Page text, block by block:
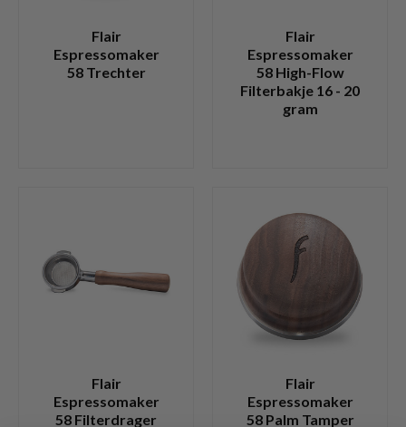
Flair
Espressomaker
58 Trechter
Flair
Espressomaker
58 High-Flow
Filterbakje 16 - 20
gram
Flair
Espressomaker
58 Filterdrager
Flair
Espressomaker
58 Palm Tamper